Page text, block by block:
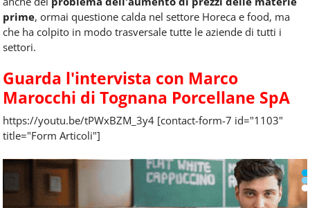
prime, ormai questione calda nel settore Horeca e food, ma
che ha colpito in modo trasversale tutte le aziende di tutti i
settori.
Guarda l'intervista con Marco
Marocchi di Tognana Porcellane SpA
https://youtu.be/tPWxBZM_3y4 [contact-form-7 id="1103"
title="Form Articoli"]